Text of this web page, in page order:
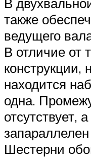
также
ведущего
В отличие от
конструкции,
находится
одна.
отсутствует,
Шестерни